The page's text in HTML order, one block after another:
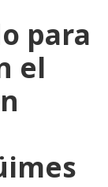
para
el